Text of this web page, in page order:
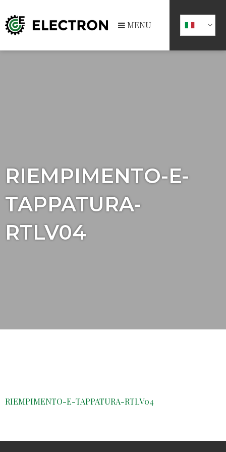
MENU
RIEMPIMENTO-E-
TAPPATURA-
RTLV04
RIEMPIMENTO-E-TAPPATURA-RTLV04